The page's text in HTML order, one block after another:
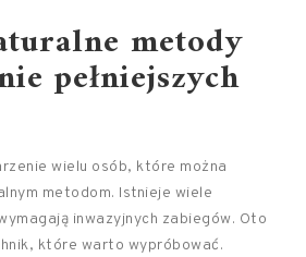
metody
pełniejszych
wielu osób, które można
metodom. Istnieje wiele
inwazyjnych zabiegów. Oto
które warto wypróbować.